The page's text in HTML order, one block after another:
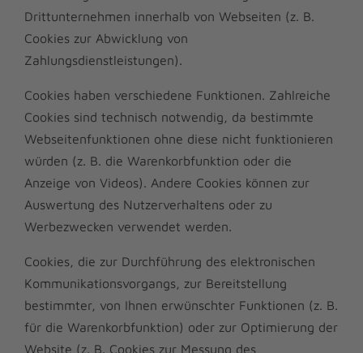
Drittunternehmen innerhalb von Webseiten (z. B.
Cookies zur Abwicklung von
Zahlungsdienstleistungen).
Cookies haben verschiedene Funktionen. Zahlreiche
Cookies sind technisch notwendig, da bestimmte
Webseitenfunktionen ohne diese nicht funktionieren
würden (z. B. die Warenkorbfunktion oder die
Anzeige von Videos). Andere Cookies können zur
Auswertung des Nutzerverhaltens oder zu
Werbezwecken verwendet werden.
Cookies, die zur Durchführung des elektronischen
Kommunikationsvorgangs, zur Bereitstellung
bestimmter, von Ihnen erwünschter Funktionen (z. B.
für die Warenkorbfunktion) oder zur Optimierung der
Website (z. B. Cookies zur Messung des